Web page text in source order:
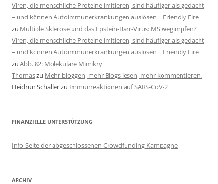
Viren, die menschliche Proteine imitieren, sind häufiger als gedacht
– und können Autoimmunerkrankungen auslösen | Friendly Fire
zu Multiple Sklerose und das Epstein-Barr-Virus: MS wegimpfen?
Viren, die menschliche Proteine imitieren, sind häufiger als gedacht
– und können Autoimmunerkrankungen auslösen | Friendly Fire
zu Abb. 82: Molekulare Mimikry
Thomaszu Mehr bloggen, mehr Blogs lesen, mehr kommentieren.
Heidrun Schallerzu Immunreaktionen auf SARS-CoV-2
FINANZIELLE UNTERSTÜTZUNG
Info-Seite der abgeschlossenen Crowdfunding-Kampagne
ARCHIV